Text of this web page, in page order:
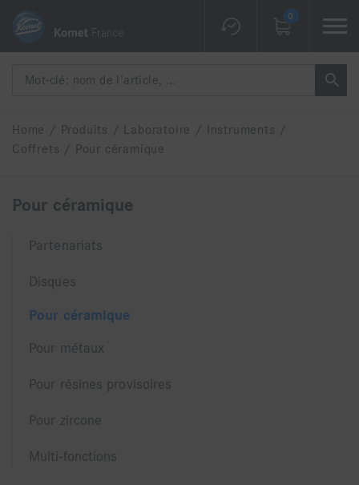
0
Home / Produits / Laboratoire / Instruments /
Coffrets / Pour céramique
Pour céramique
Partenariats
Disques
Pour céramique
Pour métaux
Pour résines provisoires
Pour zircone
Multi-fonctions